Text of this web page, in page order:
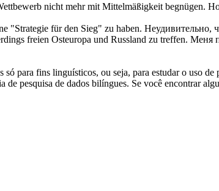
nicht mehr mit Mittelmäßigkeit begnügen.
"Strategie für den Sieg" zu haben. Неудивительно,
freien Osteuropa und Russland zu treffen. Меня
para fins linguísticos, ou seja, para estudar o uso
de pesquisa de dados bilíngues. Se você encontrar